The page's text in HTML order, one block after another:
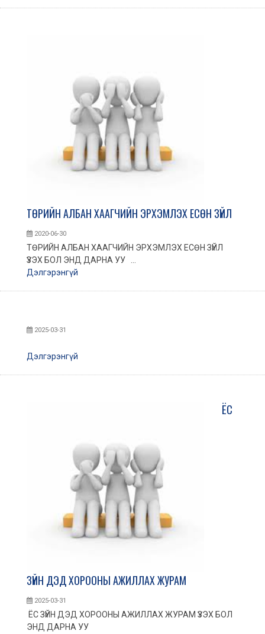
ТӨРИЙН АЛБАН ХААГЧИЙН ЭРХЭМЛЭХ ЕСӨН ЗҮЙЛ
2020-06-30
ТӨРИЙН АЛБАН ХААГЧИЙН ЭРХЭМЛЭХ ЕСӨН ЗҮЙЛ
ҮЗЭХ БОЛ ЭНД ДАРНА УУ ...
Дэлгэрэнгүй
2025-03-31
Дэлгэрэнгүй
ЁС
ЗҮЙН ДЭД ХОРООНЫ АЖИЛЛАХ ЖУРАМ
2025-03-31
ЁС ЗҮЙН ДЭД ХОРООНЫ АЖИЛЛАХ ЖУРАМ ҮЗЭХ БОЛ
ЭНД ДАРНА УУ